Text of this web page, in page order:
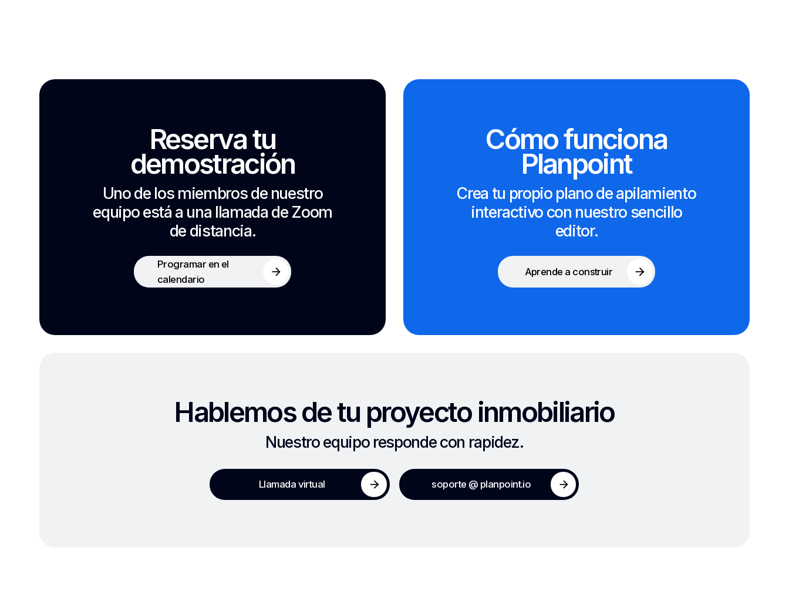
Reserva tu
demostración
Uno de los miembros de nuestro
equipo está a una llamada de Zoom
de distancia.
Programar en el
calendario
Cómo funciona
Planpoint
Crea tu propio plano de apilamiento
interactivo con nuestro sencillo
editor.
Aprende a construir
Hablemos de tu proyecto inmobiliario
Nuestro equipo responde con rapidez.
Llamada virtual soporte @ planpoint.io